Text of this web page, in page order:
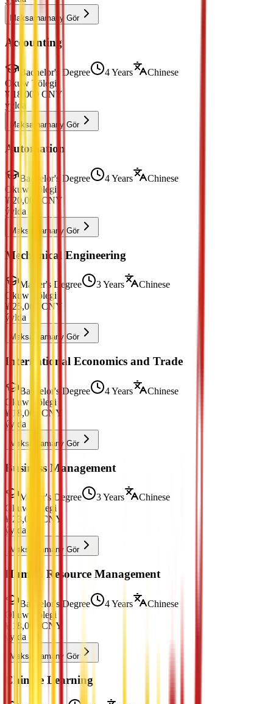
Maksatnamany Gör
Accounting
Bachelor's Degree 4 Years
Chinese
Okuw Tölegi
¥ 18,000 CNY
ýylda
Maksatnamany Gör
Automation
Bachelor's Degree 4 Years
Chinese
Okuw Tölegi
¥ 20,000
CNY
ýylda
Maksatnamany Gör
Mechanical Engineering
Master's Degree 3 Years
Chinese
Okuw Tölegi
¥ 25,000
CNY
ýylda
Maksatnamany Gör
International Economics and Trade
Bachelor's Degree 4 Years
Chinese
Okuw Tölegi
¥ 18,000
CNY
ýylda
Maksatnamany Gör
Business Management
Master's Degree 3 Years
Chinese
Okuw Tölegi
¥ 23,000
CNY
ýylda
Maksatnamany Gör
Human Resource Management
Bachelor's Degree 4 Years
Chinese
Okuw Tölegi
¥ 18,000
CNY
ýylda
Maksatnamany Gör
Chinese Learning